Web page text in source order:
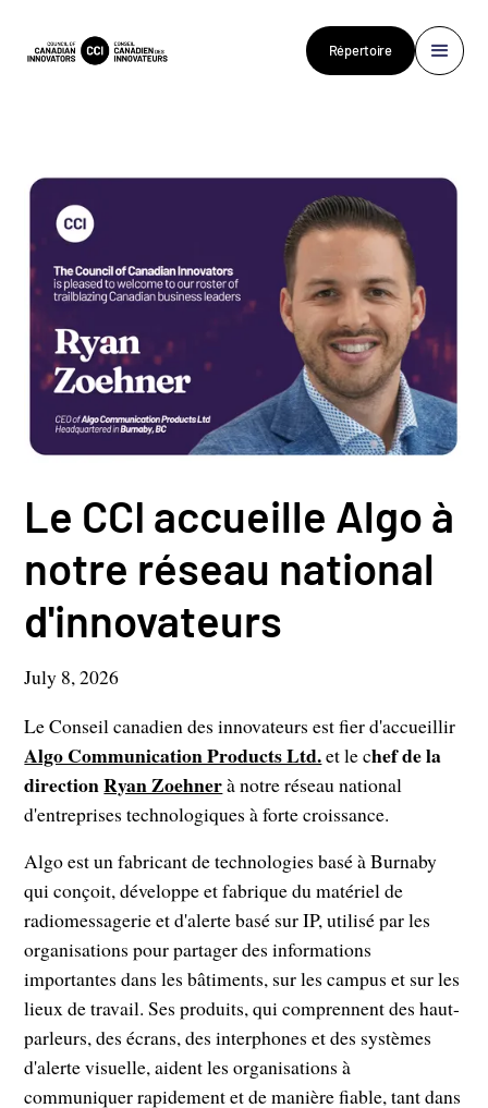
Répertoire
Le CCI accueille Algo à
notre réseau national
d'innovateurs
July 8, 2026
Le Conseil canadien des innovateurs est fier d'accueillir
Algo Communication Products Ltd.et le chef de la
directionRyan Zoehnerà notre réseau national
d'entreprises technologiques à forte croissance.
Algo est un fabricant de technologies basé à Burnaby
qui conçoit, développe et fabrique du matériel de
radiomessagerie et d'alerte basé sur IP, utilisé par les
organisations pour partager des informations
importantes dans les bâtiments, sur les campus et sur les
lieux de travail. Ses produits, qui comprennent des haut-
parleurs, des écrans, des interphones et des systèmes
d'alerte visuelle, aident les organisations à
communiquer rapidement et de manière fiable, tant dans